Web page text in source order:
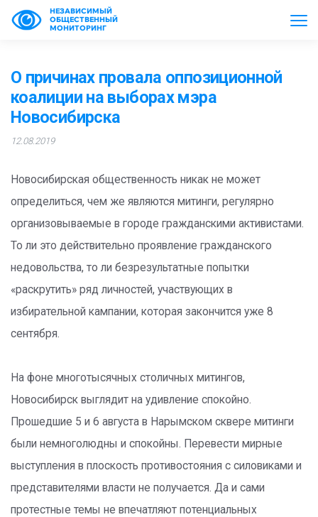
НЕЗАВИСИМЫЙ
ОБЩЕСТВЕННЫЙ
МОНИТОРИНГ
О причинах провала оппозиционной
коалиции на выборах мэра
Новосибирска
12.08.2019
Новосибирская общественность никак не может
определиться, чем же являются митинги, регулярно
организовываемые в городе гражданскими активистами.
То ли это действительно проявление гражданского
недовольства, то ли безрезультатные попытки
«раскрутить» ряд личностей, участвующих в
избирательной кампании, которая закончится уже 8
сентября.
На фоне многотысячных столичных митингов,
Новосибирск выглядит на удивление спокойно.
Прошедшие 5 и 6 августа в Нарымском сквере митинги
были немноголюдны и спокойны. Перевести мирные
выступления в плоскость противостояния с силовиками и
представителями власти не получается. Да и сами
протестные темы не впечатляют потенциальных